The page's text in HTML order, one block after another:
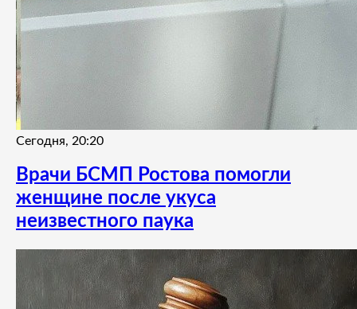
Сегодня, 20:20
Врачи БСМП Ростова помогли
женщине после укуса
неизвестного паука